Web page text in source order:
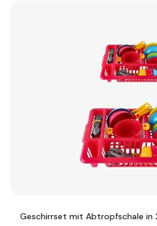
Geschirrset mit Abtropfschale in